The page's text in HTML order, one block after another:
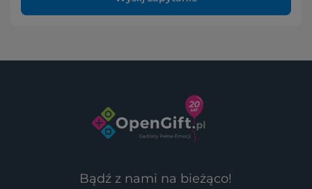
Bądź z nami na bieżąco!